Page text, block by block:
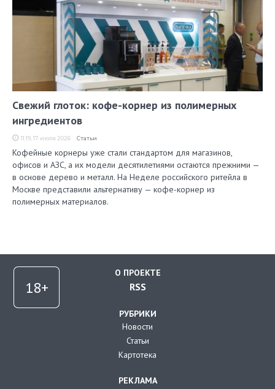
Свежий глоток: кофе-корнер из полимерных
ингредиентов
11:19, 17 июля 2026 Статьи
Кофейные корнеры уже стали стандартом для магазинов,
офисов и АЗС, а их модели десятилетиями остаются прежними —
в основе дерево и металл. На Неделе российского ритейла в
Москве представили альтернативу — кофе-корнер из
полимерных материалов.
О ПРОЕКТЕ
RSS
РУБРИКИ
Новости
Статьи
Картотека
РЕКЛАМА